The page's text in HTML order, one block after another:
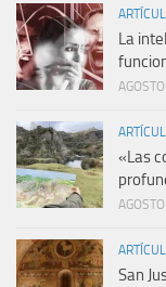
La
«Las
San